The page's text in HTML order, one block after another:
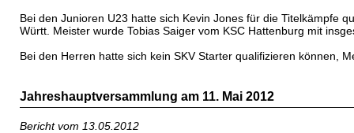
Bei den Junioren U23 hatte sich Kevin Jones für die Titelkämpfe
Württ. Meister wurde Tobias Saiger vom KSC Hattenburg mit
Bei den Herren hatte sich kein SKV Starter qualifizieren können,
Jahreshauptversammlung am 11. Mai 2012
Bericht vom 13.05.2012